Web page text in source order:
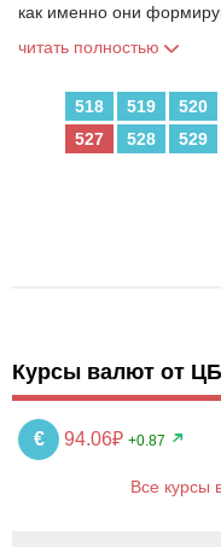
как именно они
читать полностью
518 519 520
527
528 529
Курсы валют от
€ 94.06₽ +0.87
Все